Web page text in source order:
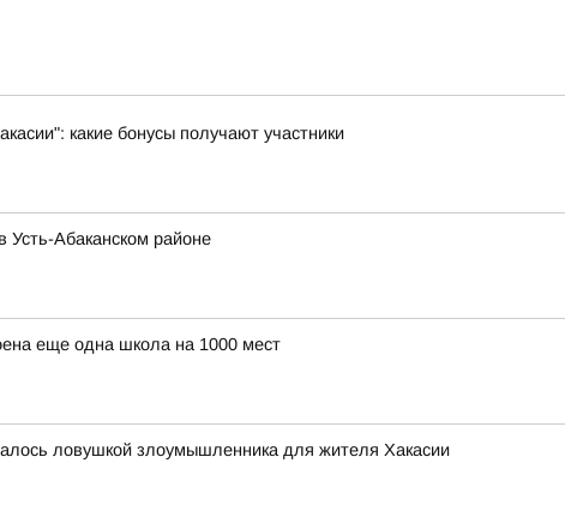
какие бонусы получают участники
Усть-Абаканском районе
еще одна школа на 1000 мест
ловушкой злоумышленника для жителя Хакасии